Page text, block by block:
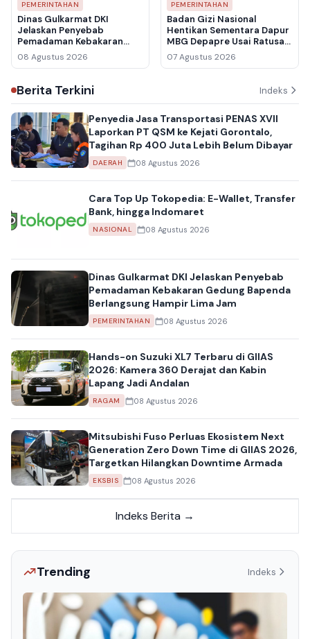
PEMERINTAHAN
Dinas Gulkarmat DKI
Jelaskan Penyebab
Pemadaman Kebakaran
Gedung Bapenda
Berlangsung Hampir Lima
08 Agustus 2026
PEMERINTAHAN
Badan Gizi Nasional
Hentikan Sementara Dapur
MBG Depapre Usai Ratusan
Pelajar Keracunan
07 Agustus 2026
Berita Terkini Indeks
Penyedia Jasa Transportasi PENAS XVII
Laporkan PT QSM ke Kejati Gorontalo,
Tagihan Rp 400 Juta Lebih Belum Dibayar
DAERAH 08 Agustus 2026
Cara Top Up Tokopedia: E-Wallet, Transfer
Bank, hingga Indomaret
NASIONAL 08 Agustus 2026
Dinas Gulkarmat DKI Jelaskan Penyebab
Pemadaman Kebakaran Gedung Bapenda
Berlangsung Hampir Lima Jam
PEMERINTAHAN 08 Agustus 2026
Hands-on Suzuki XL7 Terbaru di GIIAS
2026: Kamera 360 Derajat dan Kabin
Lapang Jadi Andalan
RAGAM 08 Agustus 2026
Mitsubishi Fuso Perluas Ekosistem Next
Generation Zero Down Time di GIIAS 2026,
Targetkan Hilangkan Downtime Armada
EKSBIS 08 Agustus 2026
Indeks Berita →
Trending Indeks